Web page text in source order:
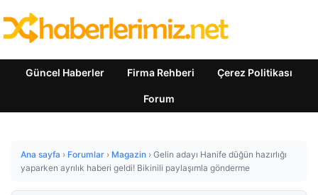
Güncel Haberler Firma Rehberi Çerez Politikası
Forum
Ana sayfa › Forumlar › Magazin › Gelin adayı Hanife düğün hazırlığı
yaparken ayrılık haberi geldi! Bikinili paylaşımla gönderme